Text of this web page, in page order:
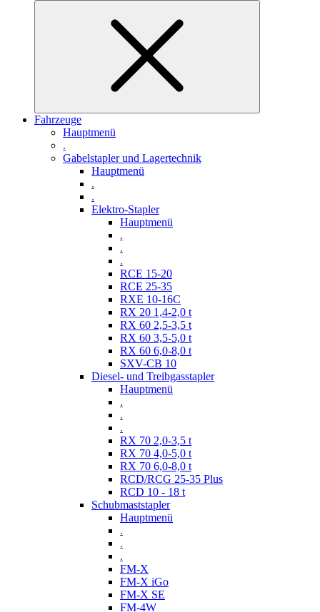
Fahrzeuge
Hauptmenü
.
Gabelstapler und Lagertechnik
Hauptmenü
.
.
Elektro-Stapler
Hauptmenü
.
.
.
RCE 15-20
RCE 25-35
RXE 10-16C
RX 20 1,4-2,0 t
RX 60 2,5-3,5 t
RX 60 3,5-5,0 t
RX 60 6,0-8,0 t
SXV-CB 10
Diesel- und Treibgasstapler
Hauptmenü
.
.
.
RX 70 2,0-3,5 t
RX 70 4,0-5,0 t
RX 70 6,0-8,0 t
RCD/RCG 25-35 Plus
RCD 10 - 18 t
Schubmaststapler
Hauptmenü
.
.
.
FM-X
FM-X iGo
FM-X SE
FM-4W